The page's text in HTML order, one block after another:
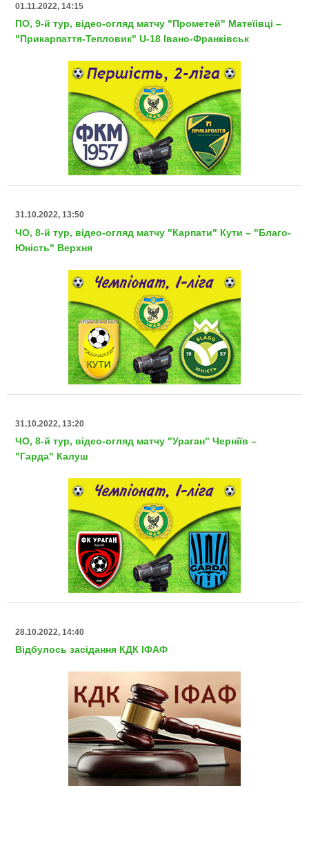
01.11.2022, 14:15
ПО, 9-й тур, відео-огляд матчу "Прометей" Матеїівці –
"Прикарпаття-Тепловик" U-18 Івано-Франківськ
31.10.2022, 13:50
ЧО, 8-й тур, відео-огляд матчу "Карпати" Кути – "Благо-
Юність" Верхня
31.10.2022, 13:20
ЧО, 8-й тур, відео-огляд матчу "Ураган" Черніїв –
"Гарда" Калуш
28.10.2022, 14:40
Відбулось засідання КДК ІФАФ